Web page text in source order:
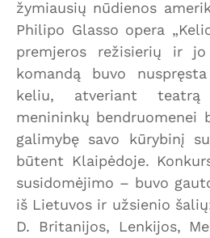
žymiausių nūdienos
Philipo Glasso opera
premjeros režisierių ir
komandą buvo
keliu, atveriant teatrą
menininkų bendruomenei
galimybę savo kūrybinį
būtent Klaipėdoje.
susidomėjimo – buvo
iš Lietuvos ir užsienio
D. Britanijos, Lenkijos,